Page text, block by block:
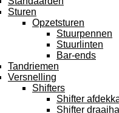
Sturen
Opzetsturen
Stuurpennen
Stuurlinten
Bar-ends
Tandriemen
Versnelling
Shifters
Shifter
Shifter